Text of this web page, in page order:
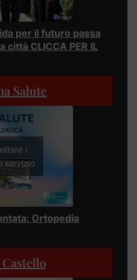
per il futuro passa
città CLICCA PER IL
Salute
i
servizio
Ortopedia